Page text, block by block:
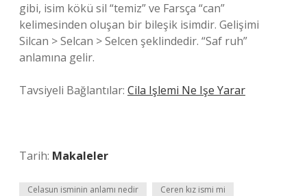
gibi, isim kökü sil “temiz” ve Farsça “can”
kelimesinden oluşan bir bileşik isimdir. Gelişimi
Silcan > Selcan > Selcen şeklindedir. “Saf ruh”
anlamına gelir.
Tavsiyeli Bağlantılar: Cila Işlemi Ne Işe Yarar
Tarih: Makaleler
Celasun isminin anlamı nedir Ceren kız ismi mi